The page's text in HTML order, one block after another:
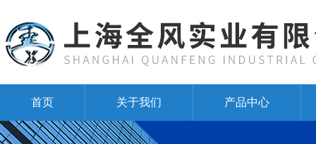
首页 关于我们 产品中心